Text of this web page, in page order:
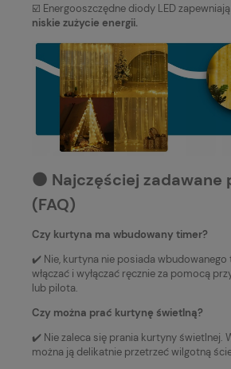
☑️ Energooszczędne diody LED zapewniają
niskie zużycie energii.
⚫️ Najczęściej zadawane
(FAQ)
Czy kurtyna ma wbudowany timer?
✔️ Nie, kurtyna nie posiada wbudowanego
włączać i wyłączać ręcznie za pomocą
lub pilota.
Czy można prać kurtynę świetlną?
✔️ Nie zaleca się prania kurtyny świetlnej.
można ją delikatnie przetrzeć wilgotną